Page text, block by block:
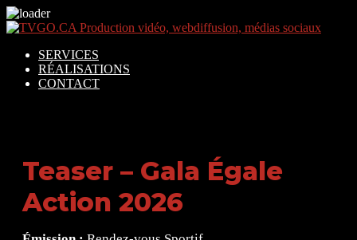
SERVICES
RÉALISATIONS
CONTACT
Teaser – Gala Égale
Action 2026